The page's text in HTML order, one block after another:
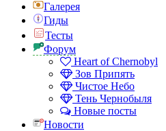
Галерея
Гиды
Тесты
Форум
Heart of Chernobyl
Зов Припять
Чистое Небо
Тень Чернобыля
Новые посты
Новости